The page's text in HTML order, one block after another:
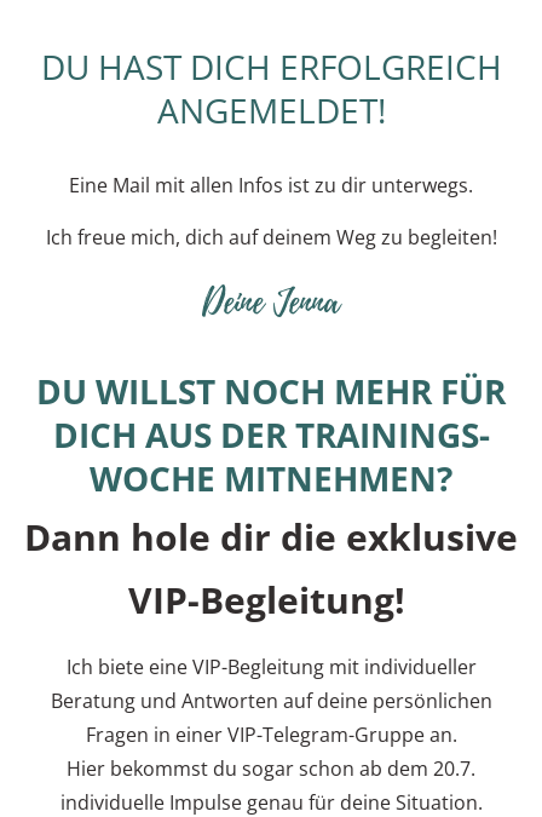
DU HAST DICH ERFOLGREICH
ANGEMELDET!
Eine Mail mit allen Infos ist zu dir unterwegs.
Ich freue mich, dich auf deinem Weg zu begleiten!
Deine Jenna
DU WILLST NOCH MEHR FÜR
DICH AUS DER TRAININGS-
WOCHE MITNEHMEN?
Dann hole dir die exklusive
VIP-Begleitung!
Ich biete eine VIP-Begleitung mit individueller
Beratung und Antworten auf deine persönlichen
Fragen in einer VIP-Telegram-Gruppe an.
Hier bekommst du sogar schon ab dem 20.7.
individuelle Impulse genau für deine Situation.